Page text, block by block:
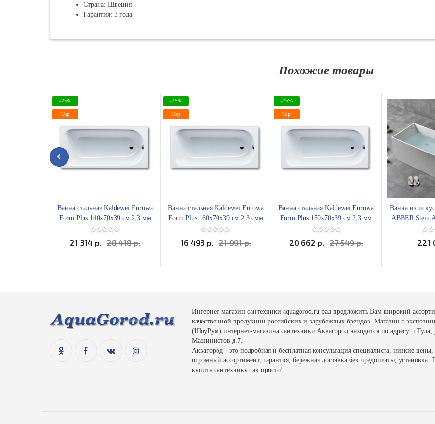
Страна: Швеция
Гарантия: 3 года
Похожие товары
Ванна стальная Kaldewei Eurowa
Form Plus 140х70x39 см 2,3 мм
21 314 р. 28 418 р.
-25%
Top
Ванна стальная Kaldewei Eurowa
Form Plus 160х70x39 см 2,3 смм
16 493 р. 21 991 р.
-25%
Top
Ванна стальная Kaldewei Eurowa
Form Plus 150х70x39 см 2,3 мм
20 662 р. 27 549 р.
-25%
Top
Ванна из
ABBER Stein
221
Интернет магазин сантехники aquagorod.ru рад предложить Вам широкий
качественной продукции российских и зарубежных брендов. Магазин с
(ШоуРум) интернет-магазина сантехники Аквагород находится по адресу: г.Тула,
Машинистов д.7.
Аквагород - это подробная и бесплатная консультация специалиста, низкие цены,
огромный ассортимент, гарантия, бережная доставка без предоплаты, установка.
купить сантехнику так просто!